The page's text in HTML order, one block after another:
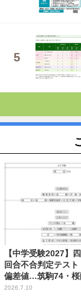
【中学受験2027】
回合不合判定テスト
偏差値…筑駒74・桜
2026.7.10